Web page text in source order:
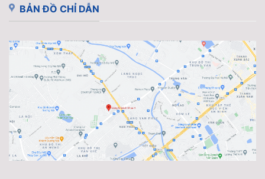
BẢN ĐỒ CHỈ DẪN